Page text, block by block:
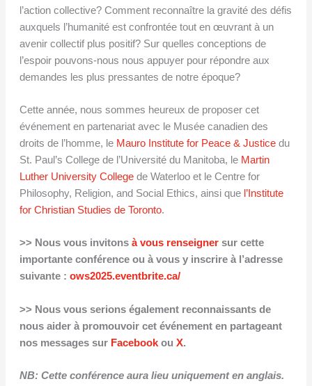
l’action collective? Comment reconnaître la gravité des défis
auxquels l’humanité est confrontée tout en œuvrant à un
avenir collectif plus positif? Sur quelles conceptions de
l’espoir pouvons-nous nous appuyer pour répondre aux
demandes les plus pressantes de notre époque?
Cette année, nous sommes heureux de proposer cet
événement en partenariat avec le Musée canadien des
droits de l’homme, le Mauro Institute for Peace & Justicedu
St. Paul’s College de l’Université du Manitoba, le Martin
Luther University Collegede Waterloo et le Centre for
Philosophy, Religion, and Social Ethics, ainsi que l’Institute
for Christian Studies de Toronto.
>> Nous vous invitons à vous renseignersur cette
importante conférence ou à vous y inscrire à l’adresse
suivante : ows2025.eventbrite.ca/
>> Nous vous serions également reconnaissants de
nous aider à promouvoir cet événement en partageant
nos messages sur Facebookou X.
NB: Cette conférence aura lieu uniquement en anglais.